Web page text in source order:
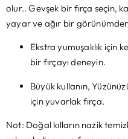
olur.. Gevşek bir fırça seçin,
yayar ve ağır bir görünümden
Ekstra yumuşaklık için
bir fırçayı deneyin.
Büyük kullanın,
için yuvarlak fırça.
Not: Doğal kılların nazik